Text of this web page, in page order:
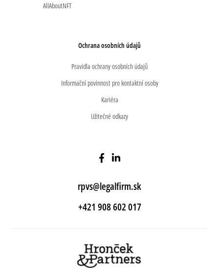
AllAboutNFT
Ochrana osobních údajů
Pravidla ochrany osobních údajů
Informační povinnost pro kontaktní osoby
Kariéra
Užitečné odkazy
rpvs@legalfirm.sk
+421 908 602 017